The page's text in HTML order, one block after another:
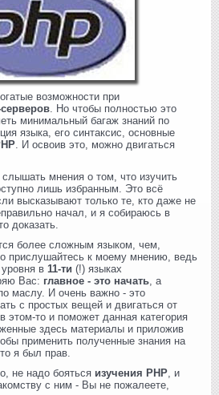
возможности при
. Но чтобы полностью это
минимальный багаж знаний по
языка, его синтаксис, основные
. И освоив это, можно двигаться
мнения о том, что изучить
лишь избранным. Это всё
высказывают только те, кто даже не
начал, и я собираюсь в
доказать.
более сложным языком, чем,
прислушайтесь к моему мнению, ведь
в 11-ти (!) языках
Вас: главное - это начать , а
маслу. И очень важно - это
с простых вещей и двигаться от
этом-то и поможет данная категория
здесь материалы и приложив
применить полученные знания на
я был прав.
не надо бояться изучения PHP , и
с ним - Вы не пожалеете,